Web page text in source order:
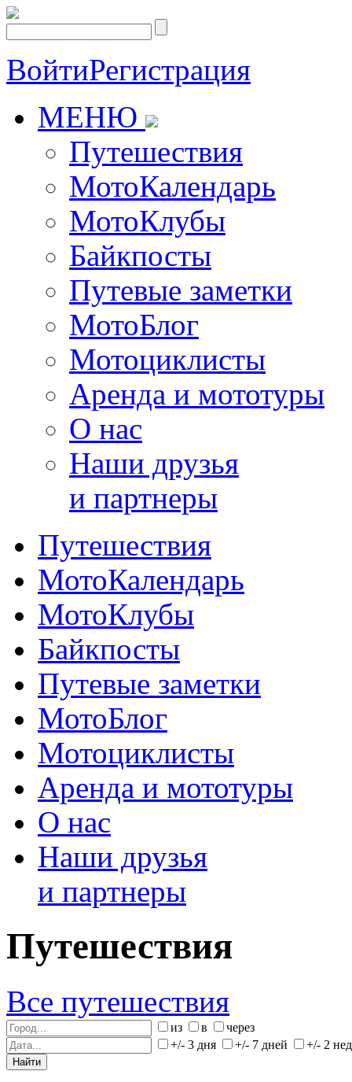
ВойтиРегистрация
МЕНЮ
Путешествия
МотоКалендарь
МотоКлубы
Байкпосты
Путевые заметки
МотоБлог
Мотоциклисты
Аренда и мототуры
О нас
Наши друзья
и партнеры
Путешествия
МотоКалендарь
МотоКлубы
Байкпосты
Путевые заметки
МотоБлог
Мотоциклисты
Аренда и мототуры
О нас
Наши друзья
и партнеры
Путешествия
Все путешествия
из в
через
+/- 3 дня
+/- 7 дней +/- 2